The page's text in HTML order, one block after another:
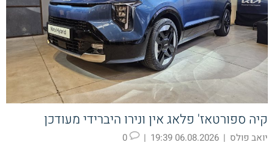
קיה ספורטאז' פלאג אין ונירו היברידי מעודכן
יואב פולס |
06.08.2026 19:39
|